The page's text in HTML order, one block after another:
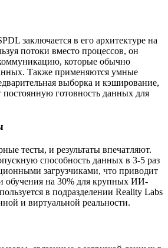
заключается в его архитектуре на
потоки вместо процессов, он
которые обычно
Также применяются умные
выборка и кэширование,
постоянную готовность данных для
тесты, и результаты впечатляют.
способность данных в 3-5 раз
загрузчиками, что приводит
обучения на 30% для крупных ИИ-
в подразделении Reality Labs
и виртуальной реальности.